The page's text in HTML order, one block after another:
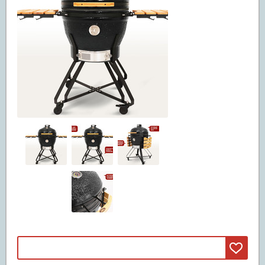
Машины смита(3)
Свободные веса
(20)
Гантели и штанги
Реабилитация и лечение(5)
Инверсионные столы(5)
Массажные столы
Вибромассажеры
Массажные кресла
Детские спортивные комплексы
ДСК из дерева(42)
Батуты
Батуты пружинные(67)